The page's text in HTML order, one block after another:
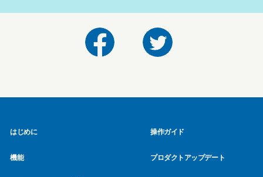
はじめに 操作ガイド
機能 プロダクトアップデート